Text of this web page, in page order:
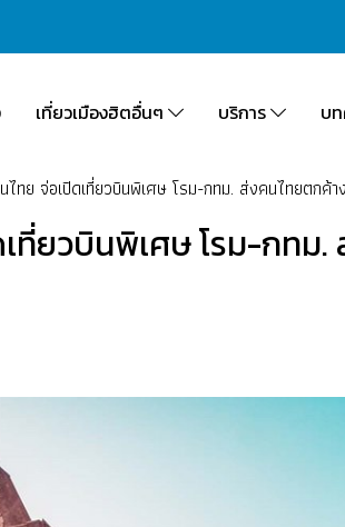
เที่ยวเมืองฮิตอื่นๆ บริการ บ
ทย จ่อเปิดเที่ยวบินพิเศษ โรม-กทม. ส่งคนไทยตกค้า
ยวบินพิเศษ โรม-กทม.